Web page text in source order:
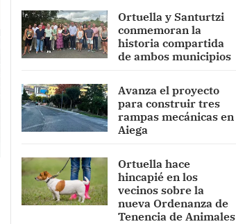
Ortuella y Santurtzi
conmemoran la
historia compartida
de ambos municipios
Avanza el proyecto
para construir tres
rampas mecánicas en
Aiega
Ortuella hace
hincapié en los
vecinos sobre la
nueva Ordenanza de
Tenencia de Animales